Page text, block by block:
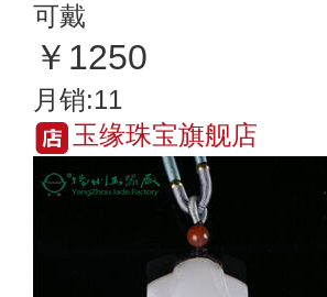
可戴
￥1250
月销:11
玉缘珠宝旗舰店